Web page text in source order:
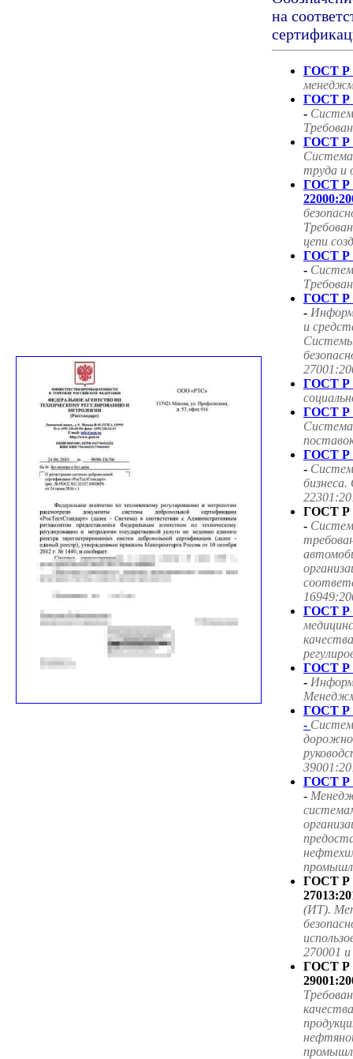
на
ГОСТ Р
ГОСТ Р
-
ГОСТ Р
труда и
ГОСТ
цепи
ГОСТ Р
-
ГОСТ Р
-
и
ГОСТ Р
ГОСТ Р
ГОСТ Р
-
ГОСТ Р
-
ГОСТ Р
ГОСТ Р
-
ГОСТ Р
-
ГОСТ Р
-
ГОСТ
(ИТ).
270001
ГОСТ